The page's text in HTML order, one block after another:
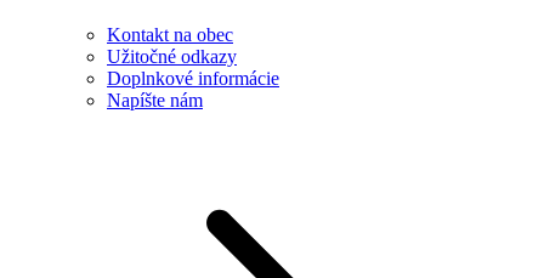
Kontakt na obec
Užitočné odkazy
Doplnkové informácie
Napíšte nám